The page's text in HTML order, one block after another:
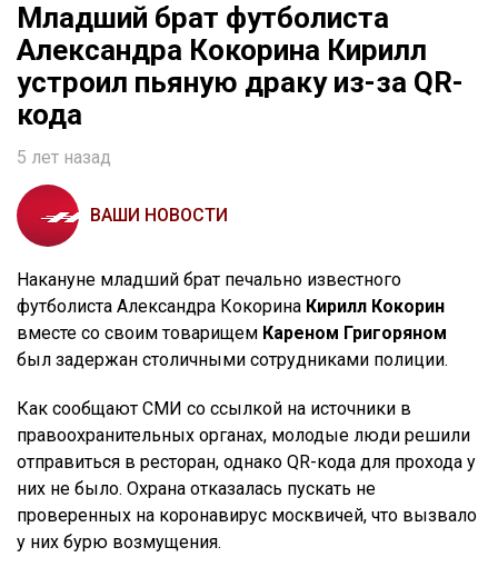
Младший брат футболиста
Александра Кокорина Кирилл
устроил пьяную драку из-за QR-
кода
5 лет назад
ВАШИ НОВОСТИ
Накануне младший брат печально известного
футболиста Александра Кокорина Кирилл Кокорин
вместе со своим товарищем Кареном Григоряном
был задержан столичными сотрудниками полиции.
Как сообщают СМИ со ссылкой на источники в
правоохранительных органах, молодые люди решили
отправиться в ресторан, однако QR-кода для прохода у
них не было. Охрана отказалась пускать не
проверенных на коронавирус москвичей, что вызвало
у них бурю возмущения.